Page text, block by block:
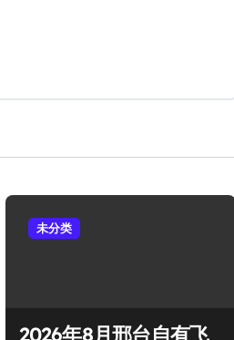
未分类
2026年8月邢台自有飞